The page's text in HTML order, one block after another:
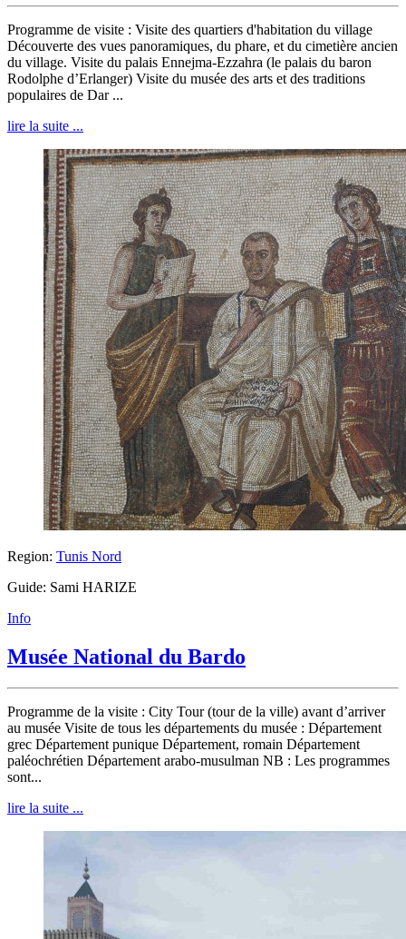
Programme de visite : Visite des quartiers d'habitation du village
Découverte des vues panoramiques, du phare, et du cimetière ancien
du village. Visite du palais Ennejma-Ezzahra (le palais du baron
Rodolphe d’Erlanger) Visite du musée des arts et des traditions
populaires de Dar ...
lire la suite ...
Region: Tunis Nord
Guide: Sami HARIZE
Info
Musée National du Bardo
Programme de la visite : City Tour (tour de la ville) avant d’arriver
au musée Visite de tous les départements du musée : Département
grec Département punique Département, romain Département
paléochrétien Département arabo-musulman NB : Les programmes
sont...
lire la suite ...